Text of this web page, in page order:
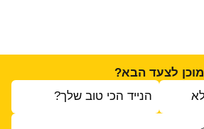
מוכן לצעד הבא?